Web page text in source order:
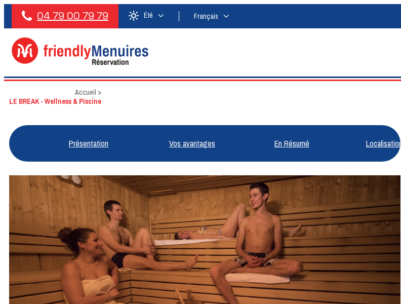
04 79 00 79 79 Été Français
Accueil >
LE BREAK - Wellness & Piscine
Présentation Vos avantages En Résumé Localisation